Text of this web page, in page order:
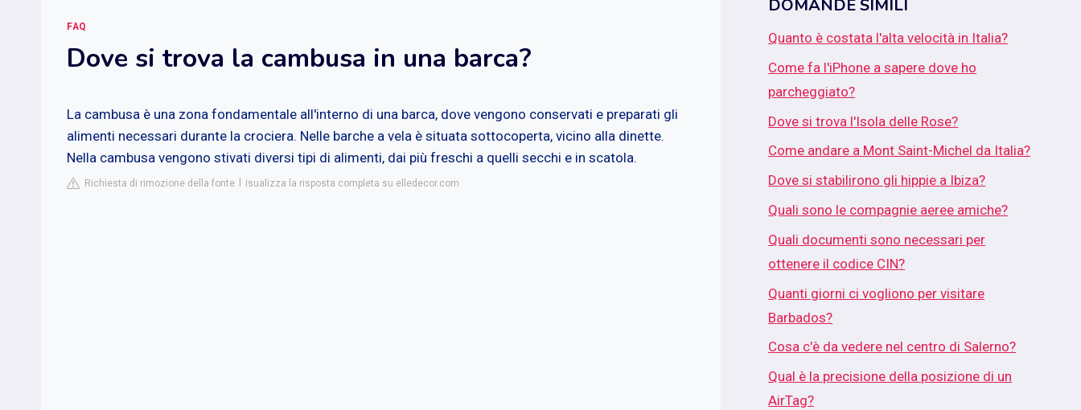
FAQ
Dove si trova la cambusa in una barca?
La cambusa è una zona fondamentale all'interno di una barca, dove vengono conservati e preparati gli
alimenti necessari durante la crociera. Nelle barche a vela è situata sottocoperta, vicino alla dinette.
Nella cambusa vengono stivati diversi tipi di alimenti, dai più freschi a quelli secchi e in scatola.
Richiesta di rimozione della fonte isualizza la risposta completa su elledecor.com
DOMANDE SIMILI
Quanto è costata l'alta velocità in Italia?
Come fa l'iPhone a sapere dove ho
parcheggiato?
Dove si trova l'Isola delle Rose?
Come andare a Mont Saint-Michel da Italia?
Dove si stabilirono gli hippie a Ibiza?
Quali sono le compagnie aeree amiche?
Quali documenti sono necessari per
ottenere il codice CIN?
Quanti giorni ci vogliono per visitare
Barbados?
Cosa c'è da vedere nel centro di Salerno?
Qual è la precisione della posizione di un
AirTag?